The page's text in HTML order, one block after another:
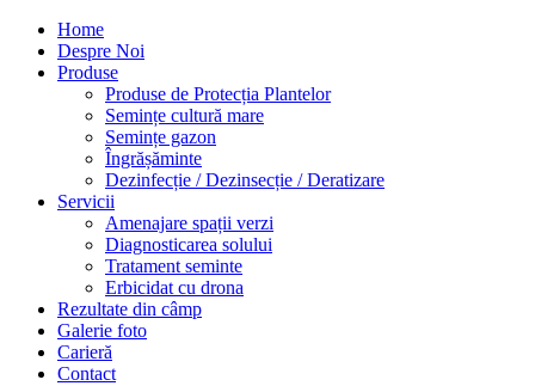
Home
Despre Noi
Produse
Produse de Protecția Plantelor
Semințe cultură mare
Semințe gazon
Îngrășăminte
Dezinfecție / Dezinsecție / Deratizare
Servicii
Amenajare spații verzi
Diagnosticarea solului
Tratament seminte
Erbicidat cu drona
Rezultate din câmp
Galerie foto
Carieră
Contact